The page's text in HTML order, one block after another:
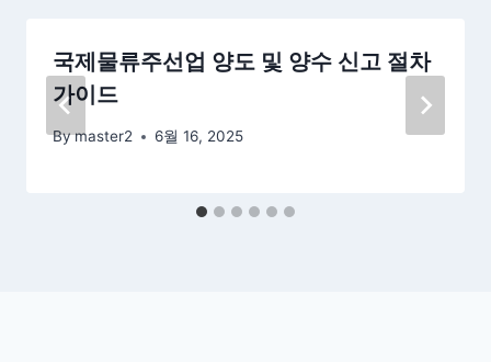
국제물류주선업 양도 및 양수 신고 절차
가이드
Bymaster2 6월 16, 2025